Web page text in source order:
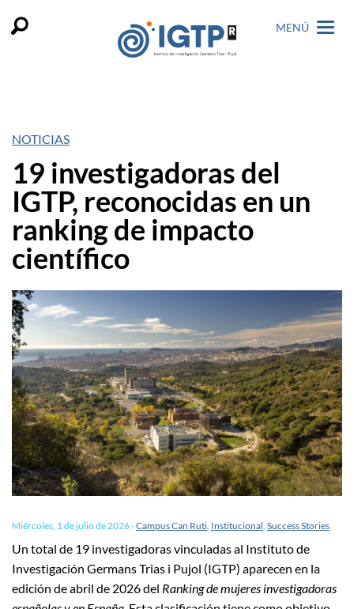
MENÚ
NOTICIAS
19 investigadoras del
IGTP, reconocidas en un
ranking de impacto
científico
Miércoles, 1 de julio de 2026-Campus Can Ruti Institucional Success Stories
Un total de 19 investigadoras vinculadas al Instituto de
Investigación Germans Trias i Pujol (IGTP) aparecen en la
edición de abril de 2026 del Ranking de mujeres investigadoras